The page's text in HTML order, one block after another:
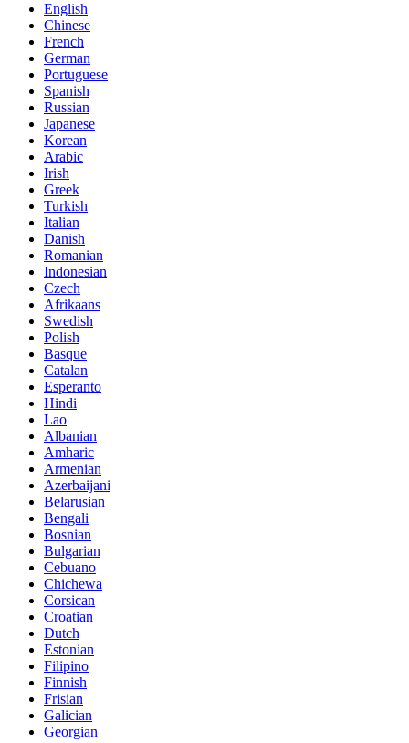
English
Chinese
French
German
Portuguese
Spanish
Russian
Japanese
Korean
Arabic
Irish
Greek
Turkish
Italian
Danish
Romanian
Indonesian
Czech
Afrikaans
Swedish
Polish
Basque
Catalan
Esperanto
Hindi
Lao
Albanian
Amharic
Armenian
Azerbaijani
Belarusian
Bengali
Bosnian
Bulgarian
Cebuano
Chichewa
Corsican
Croatian
Dutch
Estonian
Filipino
Finnish
Frisian
Galician
Georgian